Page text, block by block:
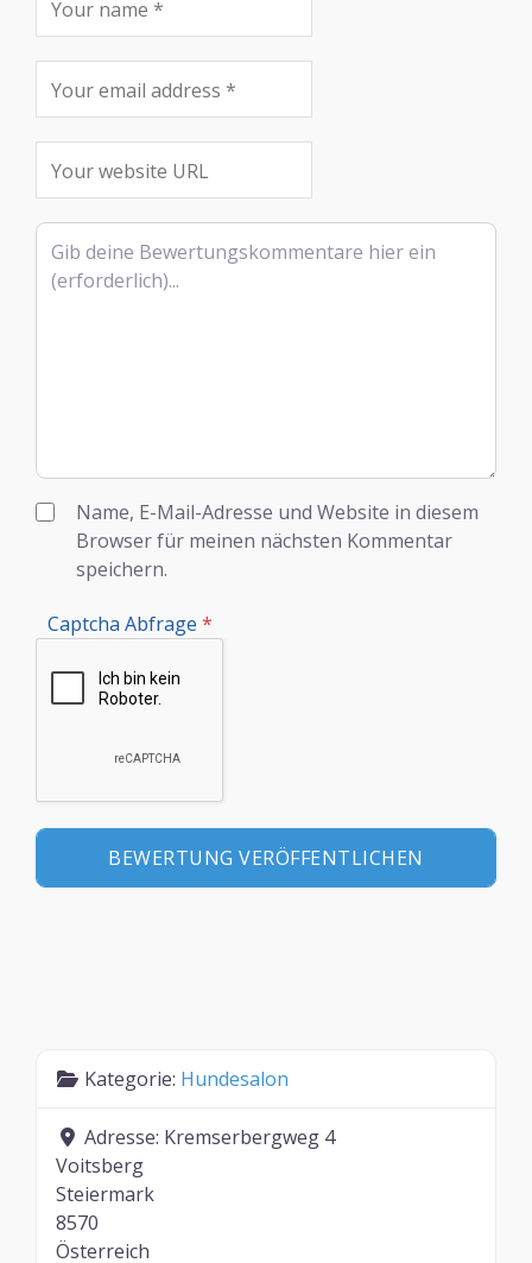
Rezensionstext
Name, E-Mail-Adresse und Website in diesem
Browser für meinen nächsten Kommentar
speichern.
Captcha Abfrage *
Kategorie: Hundesalon
Adresse: Kremserbergweg 4
Voitsberg
Steiermark
8570
Österreich